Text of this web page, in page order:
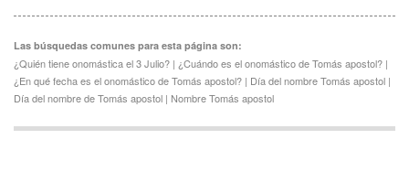
Las búsquedas comunes para esta página son:
¿Quién tiene onomástica el 3 Julio? | ¿Cuándo es el onomástico de Tomás apostol? |
¿En qué fecha es el onomástico de Tomás apostol? | Día del nombre Tomás apostol |
Día del nombre de Tomás apostol | Nombre Tomás apostol